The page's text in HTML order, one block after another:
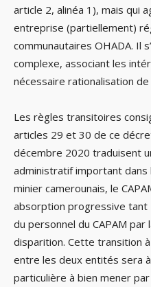
article 2, alinéa 1), mais qui
entreprise (partiellement)
communautaires OHADA. Il
complexe, associant les
nécessaire rationalisation
Les règles transitoires
articles 29 et 30 de ce
décembre 2020 traduisent
administratif important
minier camerounais, le
absorption progressive tant
du personnel du CAPAM par
disparition. Cette transition
entre les deux entités sera
particulière à bien mener